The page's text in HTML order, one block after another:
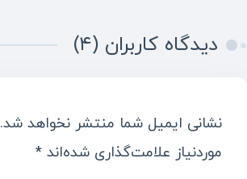
دیدگاه کاربران (۴)
نشانی ایمیل شما منتشر نخواهد شد.
موردنیاز علامت‌گذاری شده‌اند*